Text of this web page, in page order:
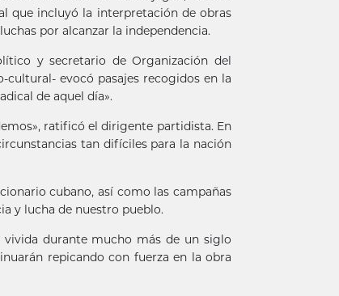
que incluyó la interpretación de obras
por alcanzar la independencia.
y secretario de Organización del
evocó pasajes recogidos en la
de aquel día».
ratificó el dirigente partidista. En
tan difíciles para la nación
cubano, así como las campañas
y lucha de nuestro pueblo.
durante mucho más de un siglo
repicando con fuerza en la obra